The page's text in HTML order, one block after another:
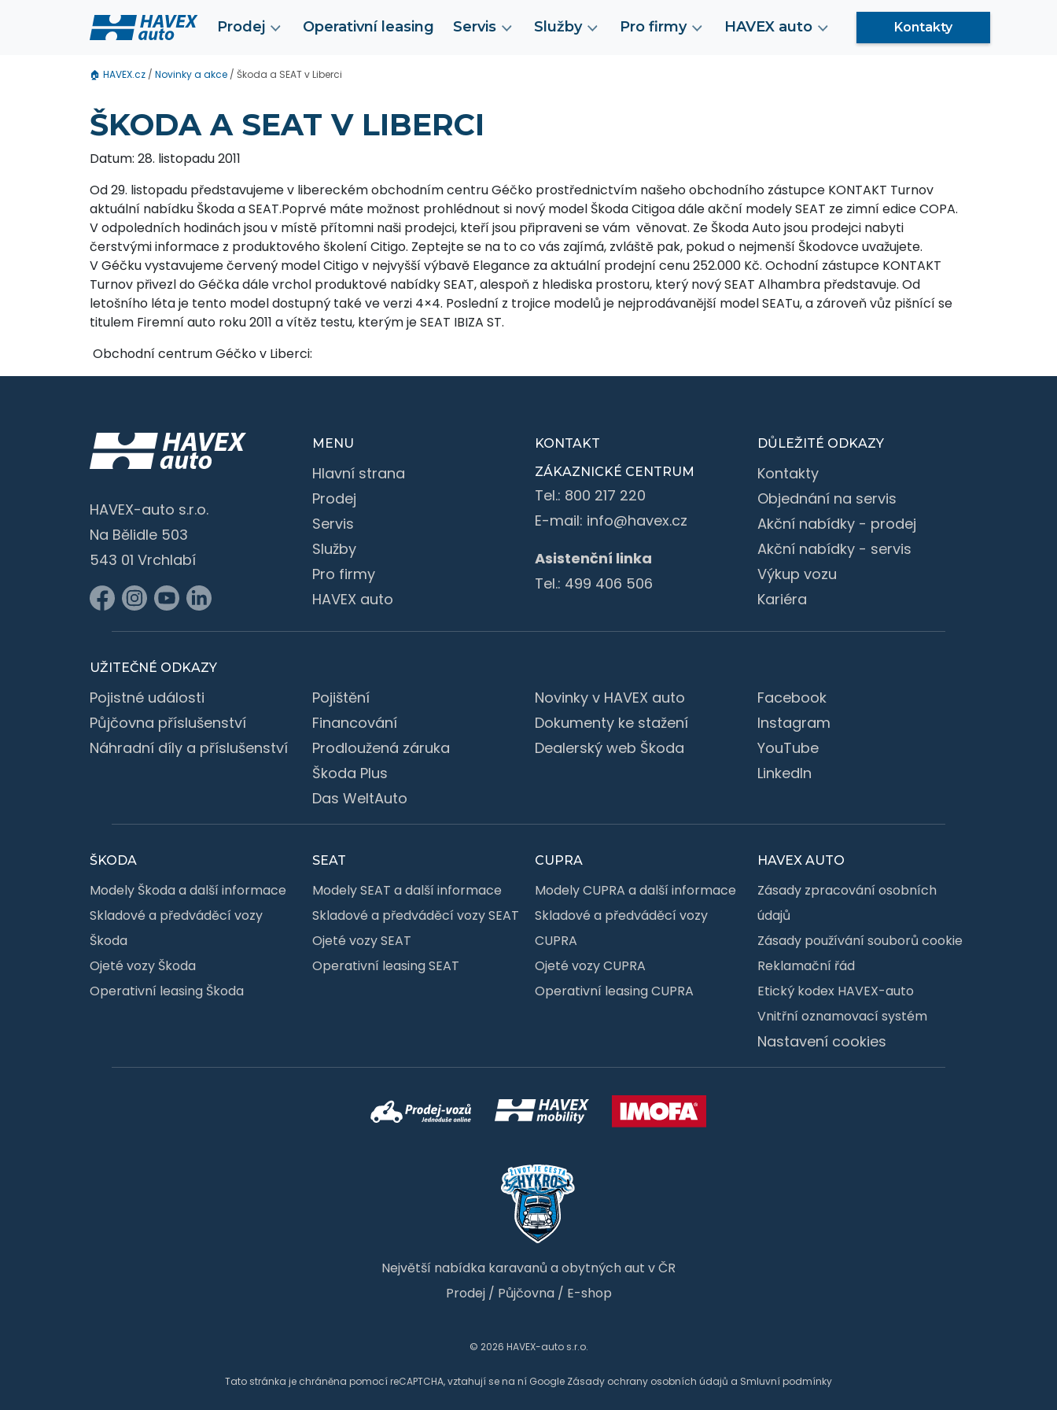
Prodej Operativní leasing Servis Služby Pro firmy HAVEX auto Kontakty
🏠 HAVEX.cz / Novinky a akce / Škoda a SEAT v Liberci
ŠKODA A SEAT V LIBERCI
Datum: 28. listopadu 2011
Od 29. listopadu představujeme v libereckém obchodním centru Géčko prostřednictvím našeho obchodního zástupce KONTAKT Turnov
aktuální nabídku Škoda a SEAT.Poprvé máte možnost prohlédnout si nový model Škoda Citigoa dále akční modely SEAT ze zimní edice COPA.
V odpoledních hodinách jsou v místě přítomni naši prodejci, kteří jsou připraveni se vám věnovat. Ze Škoda Auto jsou prodejci nabyti
čerstvými informace z produktového školení Citigo. Zeptejte se na to co vás zajímá, zvláště pak, pokud o nejmenší Škodovce uvažujete.
V Géčku vystavujeme červený model Citigo v nejvyšší výbavě Elegance za aktuální prodejní cenu 252.000 Kč. Ochodní zástupce KONTAKT
Turnov přivezl do Géčka dále vrchol produktové nabídky SEAT, alespoň z hlediska prostoru, který nový SEAT Alhambra představuje. Od
letošního léta je tento model dostupný také ve verzi 4×4. Poslední z trojice modelů je nejprodávanější model SEATu, a zároveň vůz pišnící se
titulem Firemní auto roku 2011 a vítěz testu, kterým je SEAT IBIZA ST.
Obchodní centrum Géčko v Liberci:
HAVEX-auto s.r.o.
Na Bělidle 503
543 01 Vrchlabí
MENU
Hlavní strana
Prodej
Servis
Služby
Pro firmy
HAVEX auto
KONTAKT
ZÁKAZNICKÉ CENTRUM
Tel.: 800 217 220
E-mail: info@havex.cz
Asistenční linka
Tel.: 499 406 506
DŮLEŽITÉ ODKAZY
Kontakty
Objednání na servis
Akční nabídky - prodej
Akční nabídky - servis
Výkup vozu
Kariéra
UŽITEČNÉ ODKAZY
Pojistné události
Půjčovna příslušenství
Náhradní díly a příslušenství
Pojištění
Financování
Prodloužená záruka
Škoda Plus
Das WeltAuto
Novinky v HAVEX auto
Dokumenty ke stažení
Dealerský web Škoda
Facebook
Instagram
YouTube
LinkedIn
ŠKODA
Modely Škoda a další informace
Skladové a předváděcí vozy
Škoda
Ojeté vozy Škoda
Operativní leasing Škoda
SEAT
Modely SEAT a další informace
Skladové a předváděcí vozy SEAT
Ojeté vozy SEAT
Operativní leasing SEAT
CUPRA
Modely CUPRA a další informace
Skladové a předváděcí vozy
CUPRA
Ojeté vozy CUPRA
Operativní leasing CUPRA
HAVEX AUTO
Zásady zpracování osobních
údajů
Zásady používání souborů cookie
Reklamační řád
Etický kodex HAVEX-auto
Vnitřní oznamovací systém
Nastavení cookies
Největší nabídka karavanů a obytných aut v ČR
Prodej/ Půjčovna/ E-shop
© 2026 HAVEX-auto s.r.o.
Tato stránka je chráněna pomocí reCAPTCHA, vztahují se na ní Google Zásady ochrany osobních údajů a Smluvní podmínky